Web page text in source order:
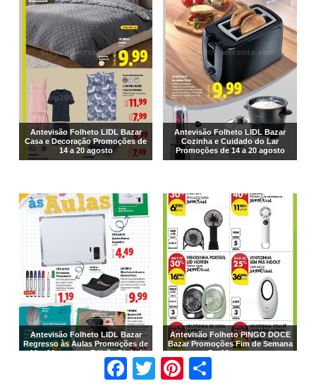
Antevisão Folheto LIDL Bazar
Casa e Decoração Promoções de
14 a 20 agosto
Antevisão Folheto LIDL Bazar
Cozinha e Cuidado do Lar
Promoções de 14 a 20 agosto
Antevisão Folheto LIDL Bazar
Regresso às Aulas Promoções de
10 a 16 agosto - Edição Digital
Antevisão Folheto PINGO DOCE
Bazar Promoções Fim de Semana
- 7 a 10 agosto
Facebook Twitter Pinterest